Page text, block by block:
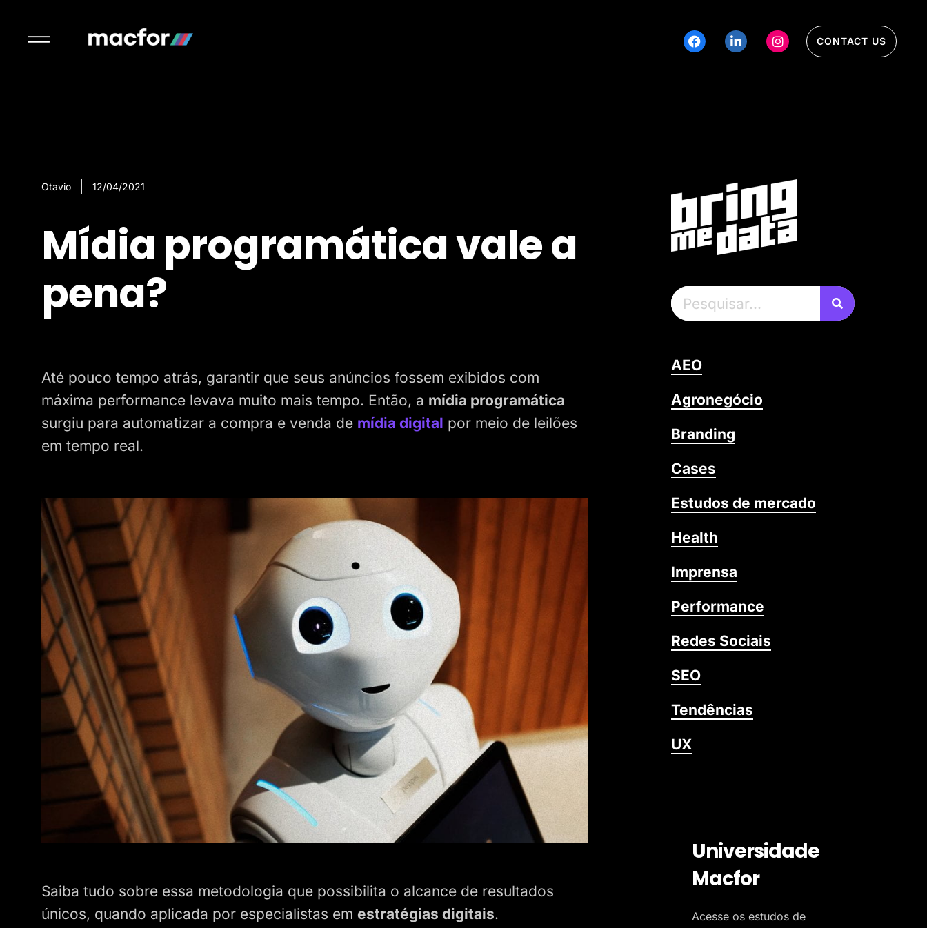
CONTACT US
Otavio 12/04/2021
Mídia programática vale a
pena?
Até pouco tempo atrás, garantir que seus anúncios fossem exibidos com
máxima performance levava muito mais tempo. Então, a mídia programática
surgiu para automatizar a compra e venda de mídia digital por meio de leilões
em tempo real.
Saiba tudo sobre essa metodologia que possibilita o alcance de resultados
únicos, quando aplicada por especialistas em estratégias digitais.
AEO
Agronegócio
Branding
Cases
Estudos de mercado
Health
Imprensa
Performance
Redes Sociais
SEO
Tendências
UX
Universidade
Macfor
Acesse os estudos de